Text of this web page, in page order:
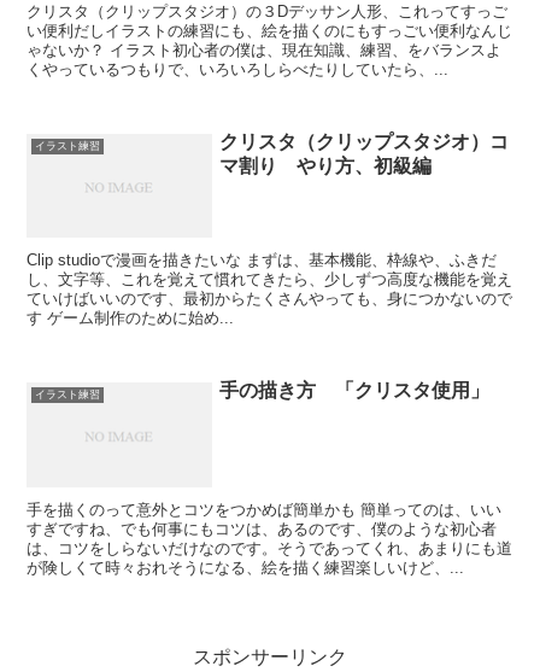
クリスタ（クリップスタジオ）の３Dデッサン人形、これってすっご
い便利だしイラストの練習にも、絵を描くのにもすっごい便利なんじ
ゃないか？ イラスト初心者の僕は、現在知識、練習、をバランスよ
くやっているつもりで、いろいろしらべたりしていたら、...
イラスト練習
クリスタ（クリップスタジオ）コ
マ割り やり方、初級編
Clip studioで漫画を描きたいな まずは、基本機能、枠線や、ふきだ
し、文字等、これを覚えて慣れてきたら、少しずつ高度な機能を覚え
ていけばいいのです、最初からたくさんやっても、身につかないので
す ゲーム制作のために始め...
イラスト練習 手の描き方 「クリスタ使用」
手を描くのって意外とコツをつかめば簡単かも 簡単ってのは、いい
すぎですね、でも何事にもコツは、あるのです、僕のような初心者
は、コツをしらないだけなのです。そうであってくれ、あまりにも道
が険しくて時々おれそうになる、絵を描く練習楽しいけど、...
スポンサーリンク